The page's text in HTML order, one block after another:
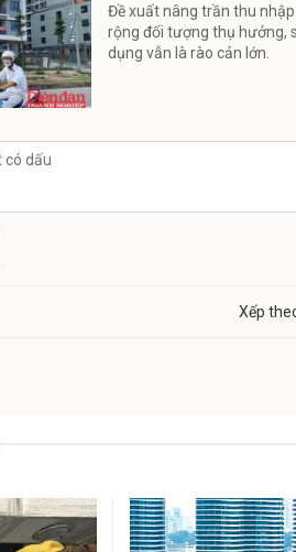
Đề xuất nâng trần thu
rộng đối tượng thụ hưởng,
dụng vẫn là rào cản lớn.
Xếp